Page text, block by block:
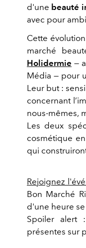
d'une beauté
avec pour
Cette
marché
Holidermie —
Média — pour
Leur but :
concernant
nous-mêmes,
Les deux
cosmétique
qui
Rejoignez
Bon Marché
d'une heure
Spoiler alert
présentes sur